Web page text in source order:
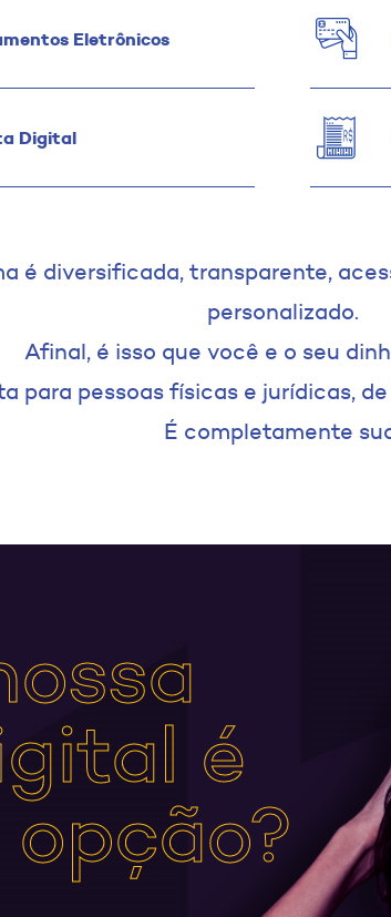
Eletrônicos
Digital
é diversificada, transparente,
personalizado.
Afinal, é isso que você e o seu
para pessoas físicas e jurídicas,
É completamente
é